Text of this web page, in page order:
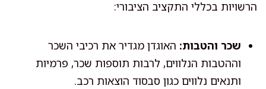
הרשויות בכללי התקציב הציבורי:
שכר והטבות: האוגדן מגדיר את רכיבי השכר
וההטבות הנלווים, לרבות תוספות שכר, פרמיות
ותנאים נלווים כגון סבסוד הוצאות רכב.